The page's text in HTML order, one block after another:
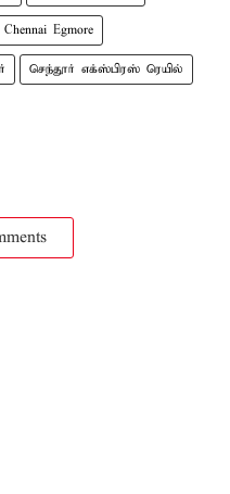
Chennai Egmore
செந்தூர் எக்ஸ்பிரஸ் ரெயில்